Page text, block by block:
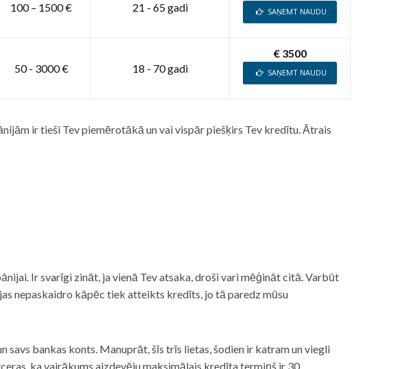
100 – 1500 € 21 - 65 gadi SAŅEMT NAUDU
50 - 3000 € 18 - 70 gadi
€ 3500
SAŅEMT NAUDU
ir tieši Tev piemērotākā un vai vispār piešķirs Tev kredītu. Ātrais
Ir svarīgi zināt, ja vienā Tev atsaka, droši vari mēģināt citā. Varbūt
nepaskaidro kāpēc tiek atteikts kredīts, jo tā paredz mūsu
bankas konts. Manuprāt, šīs trīs lietas, šodien ir katram un viegli
ka vairākums aizdevēju maksimālais kredīta termiņš ir 30